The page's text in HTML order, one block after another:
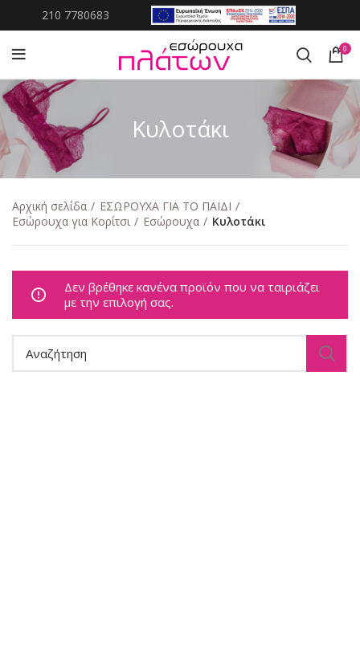
210 7780683
0
Κυλοτάκι
Αρχική σελίδα
ΕΣΩΡΟΥΧΑ ΓΙΑ ΤΟ ΠΑΙΔΙ
Εσώρουχα για Κορίτσι
Εσώρουχα Κυλοτάκι
Δεν βρέθηκε κανένα προϊόν που να ταιριάζει
με την επιλογή σας.